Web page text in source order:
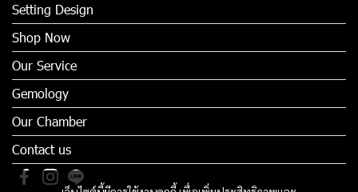
Setting Design
Shop Now
Our Service
Gemology
Our Chamber
Contact us